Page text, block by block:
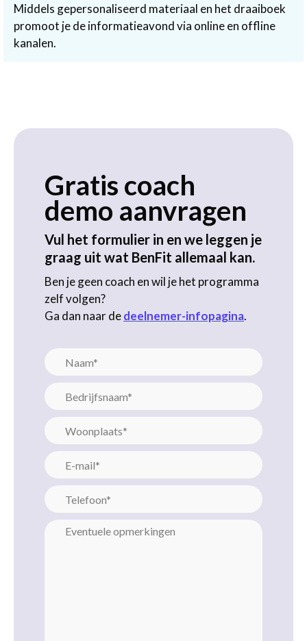
Middels gepersonaliseerd materiaal en het draaiboek
promoot je de informatieavond via online en offline
kanalen.
Gratis coach
demo aanvragen
Vul het formulier in en we leggen je
graag uit wat BenFit allemaal kan.
Ben je geen coach en wil je het programma
zelf volgen?
Ga dan naar dedeelnemer-infopagina.